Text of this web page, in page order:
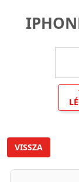
VISSZA